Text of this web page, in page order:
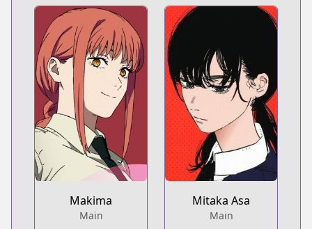
Makima
Main
Mitaka Asa
Main